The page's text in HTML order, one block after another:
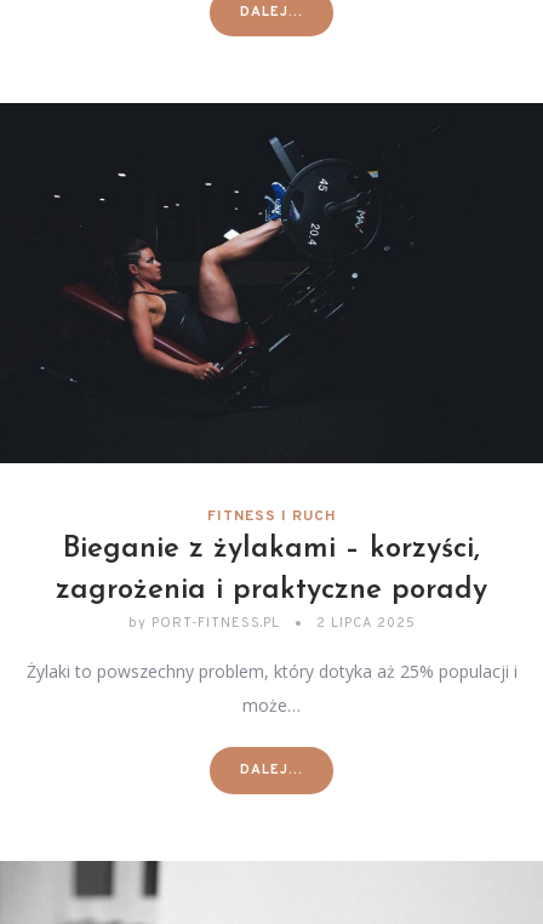
DALEJ...
FITNESS I RUCH
Bieganie z żylakami – korzyści,
zagrożenia i praktyczne porady
by PORT-FITNESS.PL 2 LIPCA 2025
Żylaki to powszechny problem, który dotyka aż 25% populacji i
może…
DALEJ...